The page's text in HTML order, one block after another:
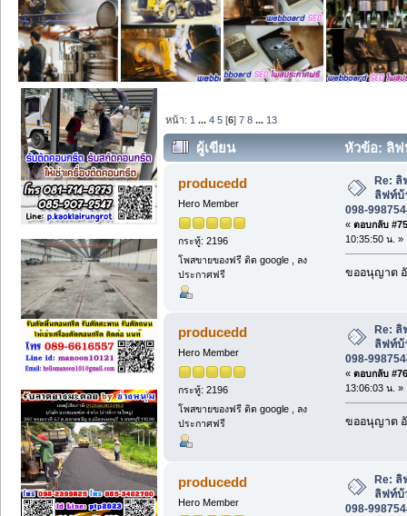
หน้า: 1 ...4 5 [6]7 8 ... 13
ผู้เขียน
หัวข้อ: ลิฟ
098-9987544 คุณนิ. (อ่าน 1779 ครั้ง)
producedd
Hero Member
กระทู้: 2196
โพสขายของฟรี ติด google , ลง
ประกาศฟรี
Re:
ลิฟท์บ้
098-
« ตอบกลับ
10:35:50 น. »
ขออนุญาต
producedd
Hero Member
กระทู้: 2196
โพสขายของฟรี ติด google , ลง
ประกาศฟรี
Re:
ลิฟท์บ้
098-
« ตอบกลับ
13:06:03 น. »
ขออนุญาต
producedd
Hero Member
Re: ลิ
ลิฟท์บ้
098-